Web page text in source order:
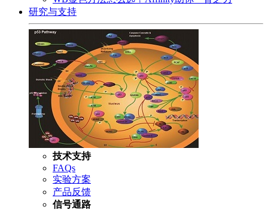
研究与支持
技术支持
FAQs
实验方案
产品反馈
信号通路